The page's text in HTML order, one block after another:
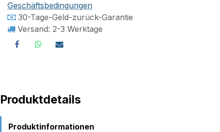
Geschäftsbedingungen
30-Tage-Geld-zurück-Garantie
Versand: 2-3 Werktage
Produktdetails
Produktinformationen